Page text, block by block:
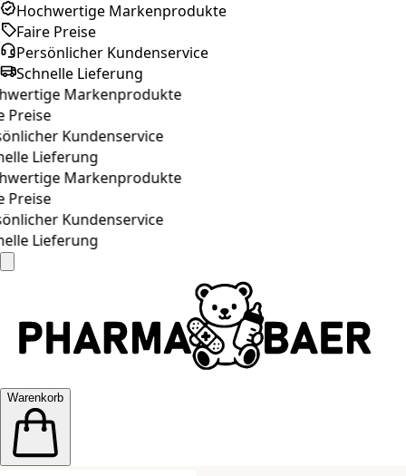
Hochwertige Markenprodukte
Faire Preise
Persönlicher Kundenservice
Schnelle Lieferung
Markenprodukte
Kundenservice
Lieferung
Markenprodukte
Kundenservice
Lieferung
Warenkorb